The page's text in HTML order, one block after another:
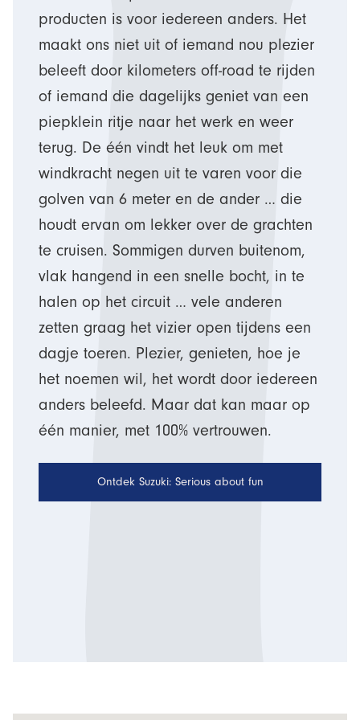
producten is voor iedereen anders. Het
maakt ons niet uit of iemand nou plezier
beleeft door kilometers off-road te rijden
of iemand die dagelijks geniet van een
piepklein ritje naar het werk en weer
terug. De één vindt het leuk om met
windkracht negen uit te varen voor die
golven van 6 meter en de ander … die
houdt ervan om lekker over de grachten
te cruisen. Sommigen durven buitenom,
vlak hangend in een snelle bocht, in te
halen op het circuit … vele anderen
zetten graag het vizier open tijdens een
dagje toeren. Plezier, genieten, hoe je
het noemen wil, het wordt door iedereen
anders beleefd. Maar dat kan maar op
één manier, met 100% vertrouwen.
Ontdek Suzuki: Serious about fun